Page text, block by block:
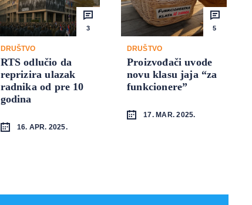
3
DRUŠTVO
RTS odlučio da
reprizira ulazak
radnika od pre 10
godina
16. APR. 2025.
5
DRUŠTVO
Proizvođači uvode
novu klasu jaja “za
funkcionere”
17. MAR. 2025.